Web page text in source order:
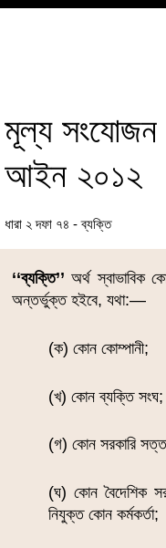
মূল্য
আইন ২০১২
ধারা ২ দফা ৭৪ - ব্যক্তি
‘‘ব্যক্তি’’ অর্থ স্বাভাবিক
অন্তর্ভুক্ত হইবে, যথা:―
(ক) কোন কোম্পানী;
(খ) কোন ব্যক্তি সংঘ;
(গ) কোন সরকারি
(ঘ) কোন বৈদেশিক
নিযুক্ত কোন কর্মকর্তা;